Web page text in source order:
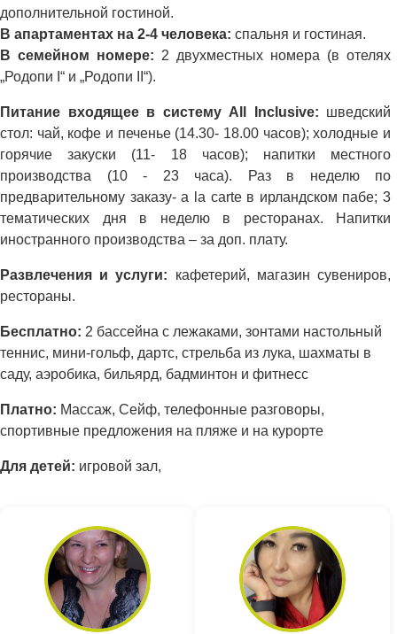
дополнительной гостиной.
В апартаментах на 2-4 человека: спальня и гостиная.
В семейном номере: 2 двухместных номера (в отелях
„Родопи I“ и „Родопи II“).
Питание входящее в систему All Inclusive: шведский
стол: чай, кофе и печенье (14.30- 18.00 часов); холодные и
горячие закуски (11- 18 часов); напитки местного
производства (10 - 23 часа). Раз в неделю по
предварительному заказу- a la carte в ирландском пабе; 3
тематических дня в неделю в ресторанах. Напитки
иностранного производства – за доп. плату.
Развлечения и услуги: кафетерий, магазин сувениров,
рестораны.
Бесплатно: 2 бассейна с лежаками, зонтами настольный
теннис, мини-гольф, дартс, стрельба из лука, шахматы в
саду, аэробика, бильярд, бадминтон и фитнесс
Платно: Массаж, Сейф, телефонные разговоры,
спортивные предложения на пляже и на курорте
Для детей: игровой зал,